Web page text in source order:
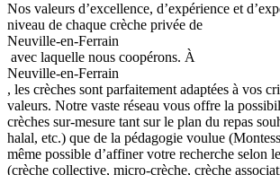
Nos valeurs d’excellence, d’expérience et
niveau de chaque crèche privée de
Neuville-en-Ferrain
avec laquelle nous coopérons. À
Neuville-en-Ferrain
, les crèches sont parfaitement adaptées à vos
valeurs. Notre vaste réseau vous offre la
crèches sur-mesure tant sur le plan du repas
halal, etc.) que de la pédagogie voulue
même possible d’affiner votre recherche selon
(crèche collective, micro-crèche, crèche